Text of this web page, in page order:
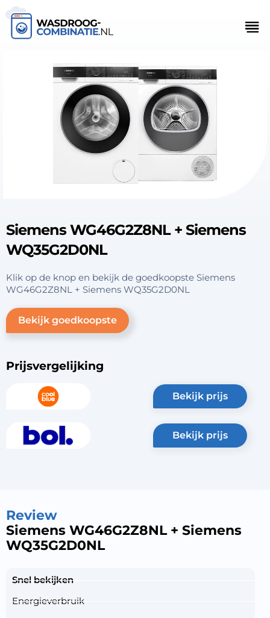
Siemens WG46G2Z8NL + Siemens
WQ35G2D0NL
Klik op de knop en bekijk de goedkoopste Siemens
WG46G2Z8NL + Siemens WQ35G2D0NL
Bekijk goedkoopste
Prijsvergelijking
bekijk prijs
bekijk prijs
Review
Siemens WG46G2Z8NL + Siemens
WQ35G2D0NL
Snel bekijken
Energieverbruik